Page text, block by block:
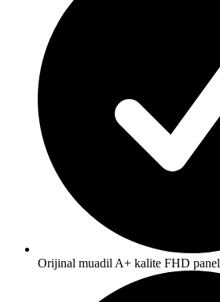
Orijinal muadil A+ kalite FHD panel